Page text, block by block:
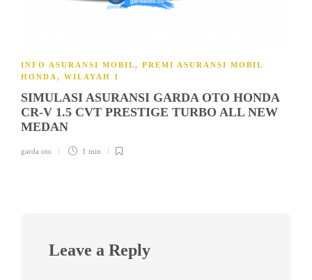
INFO ASURANSI MOBIL, PREMI ASURANSI MOBIL
HONDA , WILAYAH 1
SIMULASI ASURANSI GARDA OTO HONDA
CR-V 1.5 CVT PRESTIGE TURBO ALL NEW
MEDAN
garda oto 1 min
Leave a Reply